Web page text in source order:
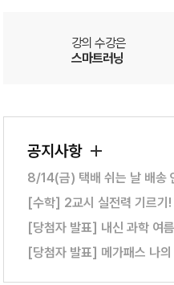
강의 수강은
스마트러닝
공지사항
8/14(금) 택배 쉬는 날 배송
[수학] 2교시 실전력 기르기
[당첨자 발표] 내신 과학 여
[당첨자 발표] 메가패스 나